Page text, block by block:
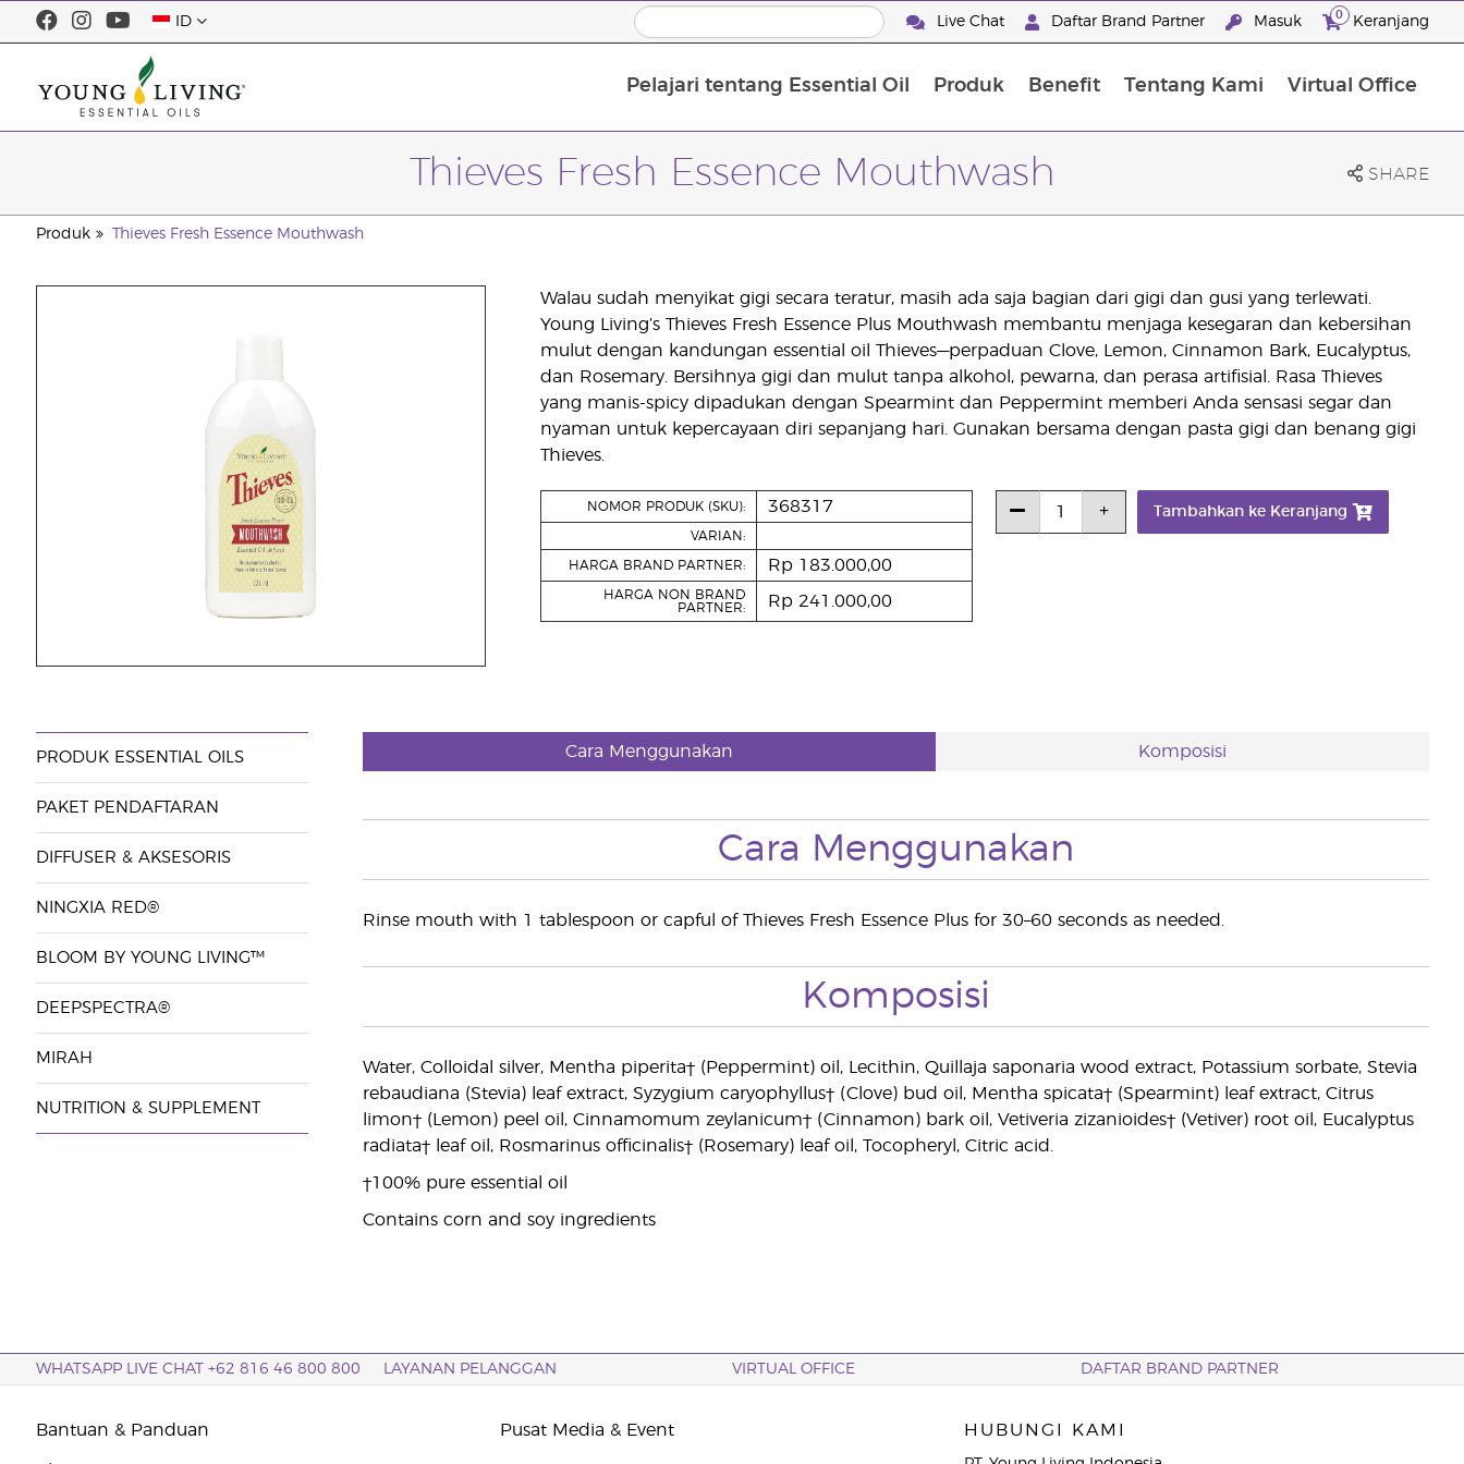
ID Live Chat Daftar Brand Partner Masuk 0 Keranjang
Pelajari tentang Essential Oil Produk Benefit Tentang Kami Virtual Office
Thieves Fresh Essence Mouthwash SHARE
Produk Thieves Fresh Essence Mouthwash
Walau sudah menyikat gigi secara teratur, masih ada saja bagian dari gigi dan gusi yang terlewati.
Young Living’s Thieves Fresh Essence Plus Mouthwash membantu menjaga kesegaran dan kebersihan
mulut dengan kandungan essential oil Thieves—perpaduan Clove, Lemon, Cinnamon Bark, Eucalyptus,
dan Rosemary. Bersihnya gigi dan mulut tanpa alkohol, pewarna, dan perasa artifisial. Rasa Thieves
yang manis-spicy dipadukan dengan Spearmint dan Peppermint memberi Anda sensasi segar dan
nyaman untuk kepercayaan diri sepanjang hari. Gunakan bersama dengan pasta gigi dan benang gigi
Thieves.
NOMOR PRODUK (SKU): 368317
VARIAN:
HARGA BRAND PARTNER: Rp 183.000,00
HARGA NON BRAND
PARTNER:
Rp 241.000,00
Tambahkan ke Keranjang
PRODUK ESSENTIAL OILS
PAKET PENDAFTARAN
DIFFUSER & AKSESORIS
NINGXIA RED®
BLOOM BY YOUNG LIVING™
DEEPSPECTRA®
MIRAH
NUTRITION & SUPPLEMENT
Cara Menggunakan Komposisi
Cara Menggunakan
Rinse mouth with 1 tablespoon or capful of Thieves Fresh Essence Plus for 30–60 seconds as needed.
Komposisi
Water, Colloidal silver, Mentha piperita† (Peppermint) oil, Lecithin, Quillaja saponaria wood extract, Potassium sorbate, Stevia
rebaudiana (Stevia) leaf extract, Syzygium caryophyllus† (Clove) bud oil, Mentha spicata† (Spearmint) leaf extract, Citrus
limon† (Lemon) peel oil, Cinnamomum zeylanicum† (Cinnamon) bark oil, Vetiveria zizanioides† (Vetiver) root oil, Eucalyptus
radiata† leaf oil, Rosmarinus officinalis† (Rosemary) leaf oil, Tocopheryl, Citric acid.
†100% pure essential oil
Contains corn and soy ingredients
WHATSAPP LIVE CHAT +62 816 46 800 800 LAYANAN PELANGGAN VIRTUAL OFFICE DAFTAR BRAND PARTNER
Bantuan & Panduan Pusat Media & Event HUBUNGI KAMI